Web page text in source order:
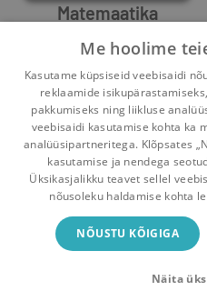
Matemaatika
tööraamat 7. klassile
0 2
Pealehele Ostukorv
Vaheta raamatuid
Me hoolime
Kasutame küpsiseid veebisaidi
reklaamide
pakkumiseks ning liikluse
veebisaidi kasutamise kohta ka
analüüsipartneritega. Klõpsates
kasutamise ja nendega
Üksikasjalikku teavet sellel
nõusoleku haldamise kohta
NÕUSTU KÕIGIGA
Näita